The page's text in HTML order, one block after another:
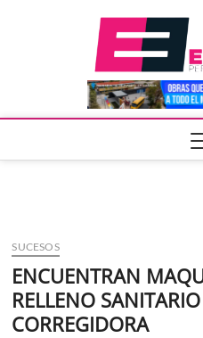
SUCESOS
ENCUENTRAN
RELLENO
CORREGIDORA